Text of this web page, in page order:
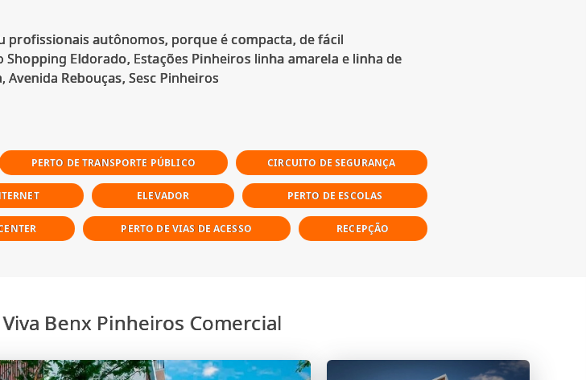
profissionais autônomos, porque é compacta, de fácil
Eldorado, Estações Pinheiros linha amarela e linha de
PERTO DE TRANSPORTE PÚBLICO CIRCUITO DE SEGURANÇA
ELEVADOR PERTO DE ESCOLAS
PERTO DE VIAS DE ACESSO RECEPÇÃO
Benx Pinheiros Comercial